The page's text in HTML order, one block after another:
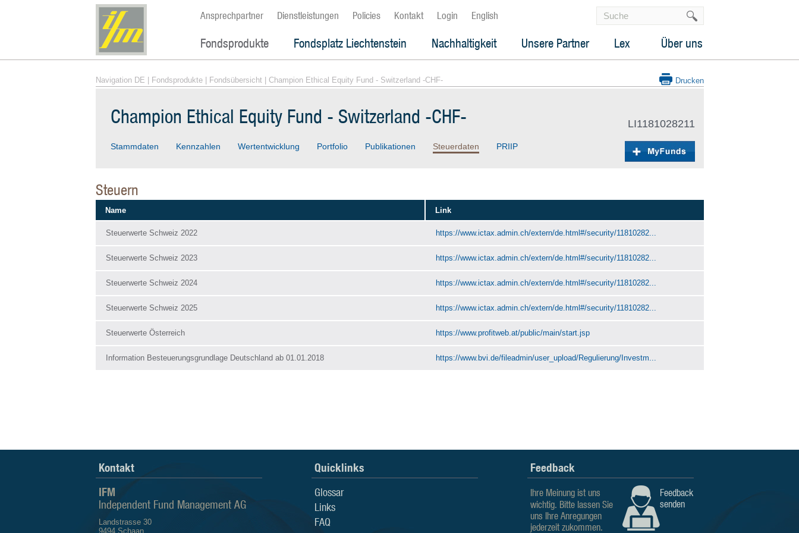
Ansprechpartner Dienstleistungen Policies Kontakt Login English
Fondsprodukte Fondsplatz Liechtenstein Nachhaltigkeit Unsere Partner Lex Über uns
Navigation DE Fondsprodukte| Fondsübersicht| Champion Ethical Equity Fund - Switzerland -CHF- Drucken
Champion Ethical Equity Fund - Switzerland -CHF- LI1181028211
Stammdaten Kennzahlen Wertentwicklung Portfolio Publikationen Steuerdaten PRIIP
Steuern
Name Link
Steuerwerte Schweiz 2022 https://www.ictax.admin.ch/extern/de.html#/security/11810282...
Steuerwerte Schweiz 2023 https://www.ictax.admin.ch/extern/de.html#/security/11810282...
Steuerwerte Schweiz 2024 https://www.ictax.admin.ch/extern/de.html#/security/11810282...
Steuerwerte Schweiz 2025 https://www.ictax.admin.ch/extern/de.html#/security/11810282...
Steuerwerte Österreich https://www.profitweb.at/public/main/start.jsp
Information Besteuerungsgrundlage Deutschland ab 01.01.2018 https://www.bvi.de/fileadmin/user_upload/Regulierung/Investm...
Kontakt
IFM
Independent Fund Management AG
Landstrasse 30
9494 Schaan
Quicklinks
Glossar
Links
FAQ
Feedback
Feedback
senden
Ihre Meinung ist uns
wichtig. Bitte lassen Sie
uns Ihre Anregungen
jederzeit zukommen.